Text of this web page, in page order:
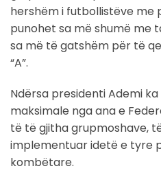
hershëm i futbollistëve
punohet sa më shumë me
sa më të gatshëm për të
“A”.
Ndërsa presidenti Ademi
maksimale nga ana e
të të gjitha grupmoshave,
implementuar idetë e tyre
kombëtare.